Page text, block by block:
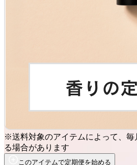
※送料対象のアイテムによって、毎
る場合があります
このアイテムで定期便を始める